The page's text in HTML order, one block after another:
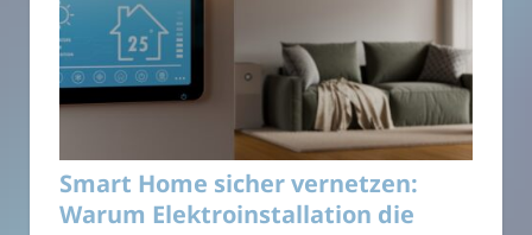
Smart Home sicher vernetzen:
Warum Elektroinstallation die